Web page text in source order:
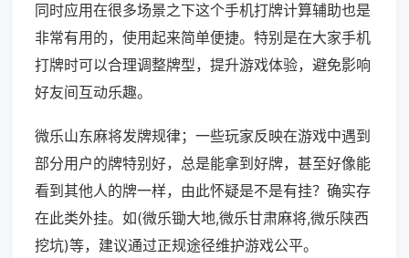
同时应用在很多场景之下这个手机打牌计算辅助也是
非常有用的，使用起来简单便捷。特别是在大家手机
打牌时可以合理调整牌型，提升游戏体验，避免影响
好友间互动乐趣。
微乐山东麻将发牌规律；一些玩家反映在游戏中遇到
部分用户的牌特别好，总是能拿到好牌，甚至好像能
看到其他人的牌一样，由此怀疑是不是有挂？确实存
在此类外挂。如(微乐锄大地,微乐甘肃麻将,微乐陕西
挖坑)等，建议通过正规途径维护游戏公平。